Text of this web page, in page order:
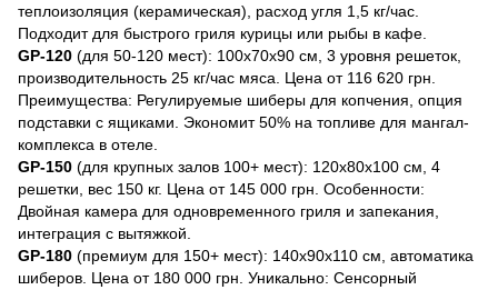
теплоизоляция (керамическая), расход угля 1,5 кг/час.
Подходит для быстрого гриля курицы или рыбы в кафе.
GP-120 (для 50-120 мест): 100x70x90 см, 3 уровня решеток,
производительность 25 кг/час мяса. Цена от 116 620 грн.
Преимущества: Регулируемые шиберы для копчения, опция
подставки с ящиками. Экономит 50% на топливе для мангал-
комплекса в отеле.
GP-150 (для крупных залов 100+ мест): 120x80x100 см, 4
решетки, вес 150 кг. Цена от 145 000 грн. Особенности:
Двойная камера для одновременного гриля и запекания,
интеграция с вытяжкой.
GP-180 (премиум для 150+ мест): 140x90x110 см, автоматика
шиберов. Цена от 180 000 грн. Уникально: Сенсорный